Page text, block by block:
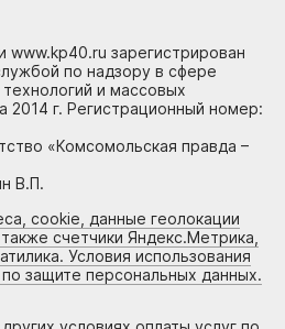
www.kp40.ru зарегистрирован
по надзору в сфере
и массовых
2014 г. Регистрационный номер:
«Комсомольская правда –
В.П.
cookie, данные геолокации
счетчики Яндекс.Метрика,
Условия использования
защите персональных данных.